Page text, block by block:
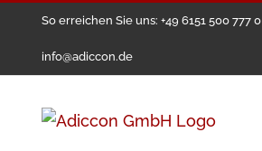
springen
So erreichen Sie uns: +49 6151 500 777 0
info@adiccon.de